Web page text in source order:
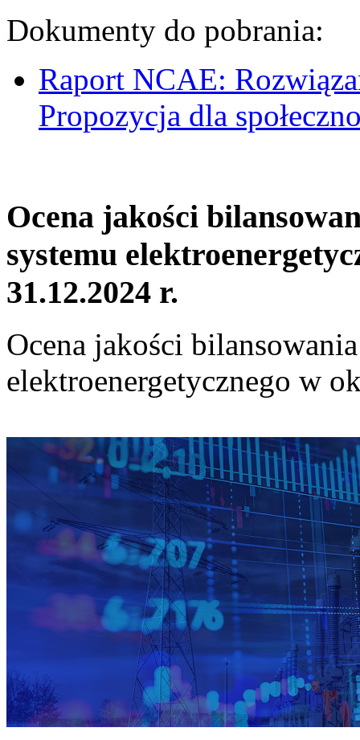
Dokumenty do pobrania:
Raport NCAE:
Propozycja dla
Ocena jakości
systemu
31.12.2024 r.
Ocena jakości
elektroenergetycznego w